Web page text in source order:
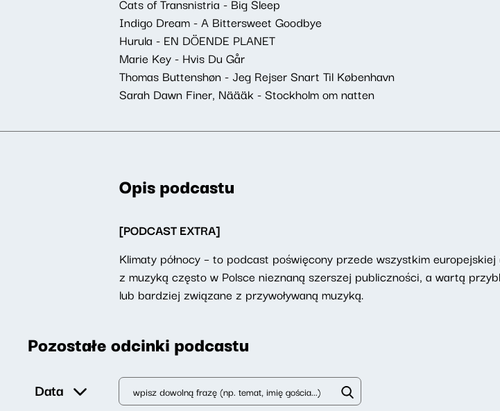
Cats of Transnistria - Big Sleep
Indigo Dream - A Bittersweet Goodbye
Hurula - EN DÖENDE PLANET
Marie Key - Hvis Du Går
Thomas Buttenshøn - Jeg Rejser Snart Til København
Sarah Dawn Finer, Näääk - Stockholm om natten
Opis podcastu
[PODCAST EXTRA]
Klimaty północy – to podcast poświęcony przede wszystkim
z muzyką często w Polsce nieznaną szerszej publiczności, a wartą
lub bardziej związane z przywoływaną muzyką.
Pozostałe odcinki podcastu
Data